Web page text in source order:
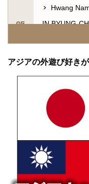
Hwang
IN BYUNG-
■GO OUT
アジアの外遊び好き